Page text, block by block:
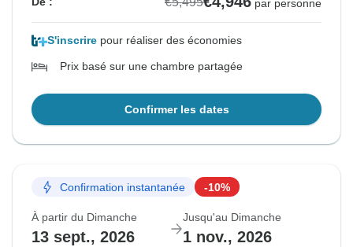
par personne
S'inscrire pour réaliser des économies
Prix basé sur une chambre partagée
Confirmer les dates
Confirmation instantanée -10%
À partir du Dimanche
13 sept., 2026
Jusqu'au Dimanche
1 nov., 2026